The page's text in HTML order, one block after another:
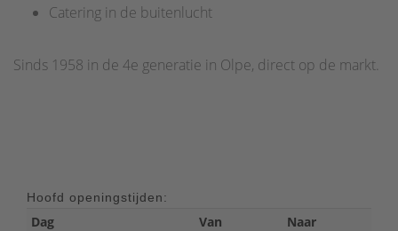
Catering in de buitenlucht
Sinds 1958 in de 4e generatie in Olpe, direct op de markt.
Hoofd openingstijden:
Dag Van
Naar